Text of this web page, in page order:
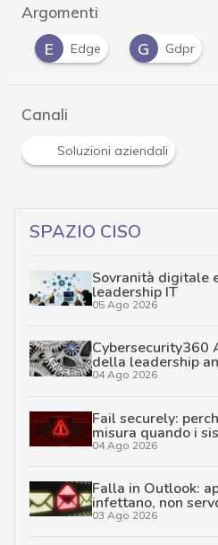
Argomenti
E
Edge G Gdpr
Canali
Soluzioni aziendali
SPAZIO CISO
Sovranità digitale
leadership IT
05 Ago 2026
Cybersecurity360
della leadership
04 Ago 2026
Fail securely:
misura quando i
04 Ago 2026
Falla in Outlook:
infettano, non
03 Ago 2026